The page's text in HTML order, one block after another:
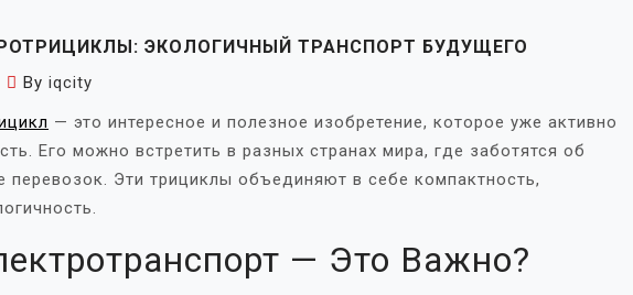
ЭКОЛОГИЧНЫЙ ТРАНСПОРТ БУДУЩЕГО
By iqcity
— это интересное и полезное изобретение, которое уже активно
Его можно встретить в разных странах мира, где заботятся об
перевозок. Эти трициклы объединяют в себе компактность,
— Это Важно?